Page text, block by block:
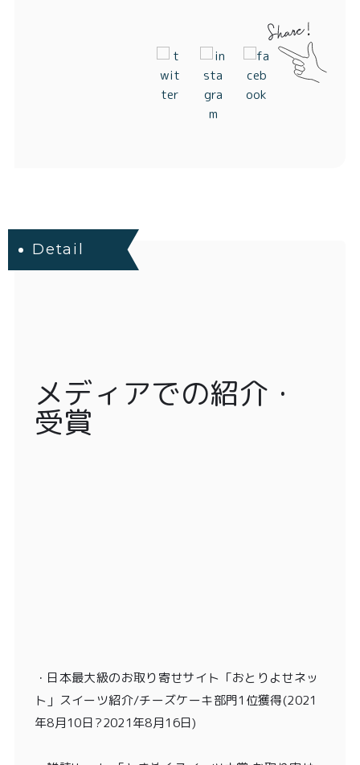
Detail
メディアでの紹介・
受賞
・ 日本最大級のお取り寄せサイト「おとりよせネッ
ト」スイーツ紹介/チーズケーキ部門1位獲得(2021
年8月10日?2021年8月16日)